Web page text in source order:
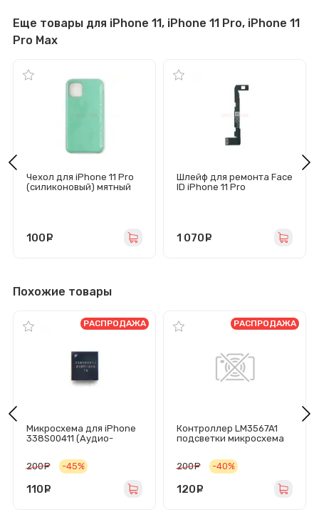
Еще товары для iPhone 11, iPhone 11 Pro, iPhone 11
Pro Max
Чехол для iPhone 11 Pro
(силиконовый) мятный
100
Шлейф для ремонта Face
ID iPhone 11 Pro
1 070
Похожие товары
Микросхема для iPhone
338S00411 (Аудио-
РАСПРОДАЖА
200 руб.
-45%
110
Контроллер LM3567A1
подсветки микросхема
Pro Max
РАСПРОДАЖА
200 руб.
-40%
120